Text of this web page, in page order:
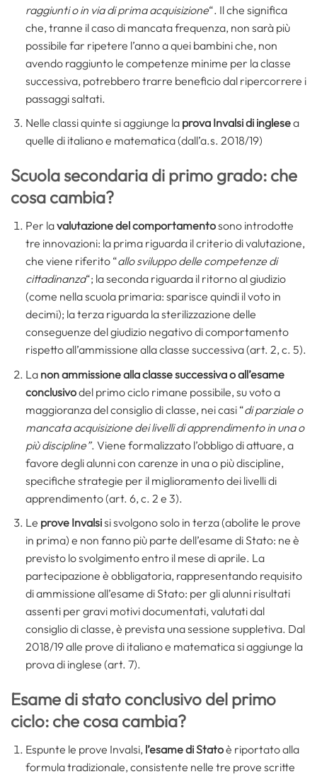
raggiunti o in via di prima acquisizione“. Il che significa
che, tranne il caso di mancata frequenza, non sarà più
possibile far ripetere l’anno a quei bambini che, non
avendo raggiunto le competenze minime per la classe
successiva, potrebbero trarre beneficio dal ripercorrere i
passaggi saltati.
Nelle classi quinte si aggiunge la prova Invalsi di inglesea
quelle di italiano e matematica (dall’a.s. 2018/19)
Scuola secondaria di primo grado: che
cosa cambia?
Per lavalutazione del comportamentosono introdotte
tre innovazioni: la prima riguarda il criterio di valutazione,
che viene riferito “allo sviluppo delle competenze di
cittadinanza“; la seconda riguarda il ritorno al giudizio
(come nella scuola primaria: sparisce quindi il voto in
decimi); la terza riguarda la sterilizzazione delle
conseguenze del giudizio negativo di comportamento
rispetto all’ammissione alla classe successiva (art. 2, c. 5).
La non ammissione alla classe successiva o all’esame
conclusivodel primo ciclo rimane possibile, su voto a
maggioranza del consiglio di classe, nei casi “di parziale o
mancata acquisizione dei livelli di apprendimento in una o
più discipline”. Viene formalizzato l’obbligo di attuare, a
favore degli alunni con carenze in una o più discipline,
specifiche strategie per il miglioramento dei livelli di
apprendimento (art. 6, c. 2 e 3).
Le prove Invalsisi svolgono solo in terza (abolite le prove
in prima) e non fanno più parte dell’esame di Stato: ne è
previsto lo svolgimento entro il mese di aprile. La
partecipazione è obbligatoria, rappresentando requisito
di ammissione all’esame di Stato: per gli alunni risultati
assenti per gravi motivi documentati, valutati dal
consiglio di classe, è prevista una sessione suppletiva. Dal
2018/19 alle prove di italiano e matematica si aggiunge la
prova di inglese (art. 7).
Esame di stato conclusivo del primo
ciclo: che cosa cambia?
Espunte le prove Invalsi, l’esame di Statoè riportato alla
formula tradizionale, consistente nelle tre prove scritte